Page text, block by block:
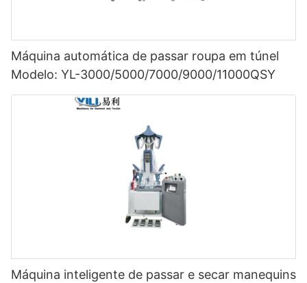
Máquina automática de passar roupa em túnel
Modelo: YL-3000/5000/7000/9000/11000QSY
Máquina inteligente de passar e secar manequins